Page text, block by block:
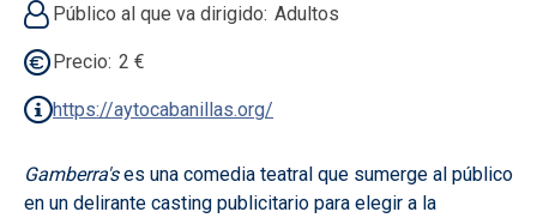
Público al que va dirigido Adultos
Precio 2 €
https://aytocabanillas.org/
Gamberra'ses una comedia teatral que sumerge al público
en un delirante casting publicitario para elegir a la